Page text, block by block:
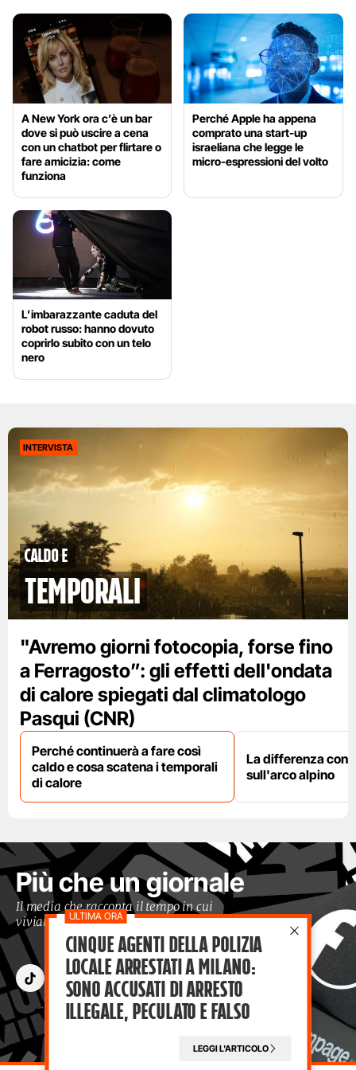
A New York ora c’è un bar
dove si può uscire a cena
con un chatbot per flirtare o
fare amicizia: come
funziona
Perché Apple ha appena
comprato una start-up
israeliana che legge le
micro-espressioni del volto
L’imbarazzante caduta del
robot russo: hanno dovuto
coprirlo subito con un telo
nero
INTERVISTA
caldo e
temporali
"Avremo giorni fotocopia, forse fino
a Ferragosto”: gli effetti dell'ondata
di calore spiegati dal climatologo
Pasqui (CNR)
Perché continuerà a fare così
caldo e cosa scatena i temporali
di calore
La differenza con
sull'arco alpino
Più che un giornale
Il media che racconta il tempo in cui
viviamo con occhi moderni
Cinque agenti della polizia
locale arrestati a Milano:
sono accusati di arresto
illegale, peculato e falso
LEGGI L'ARTICOLO